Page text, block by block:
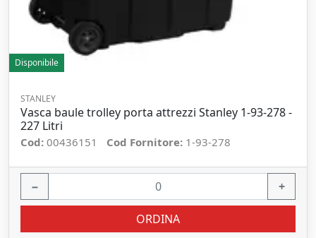
Disponibile
STANLEY
Vasca baule trolley porta attrezzi Stanley 1-93-278 -
227 Litri
Cod: 00436151 Cod Fornitore: 1-93-278
− +
ORDINA